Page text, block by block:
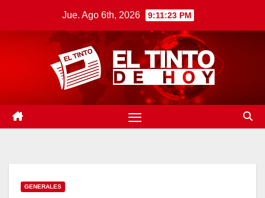
Jue. Ago 6th, 2026 9:11:24 PM
GENERALES